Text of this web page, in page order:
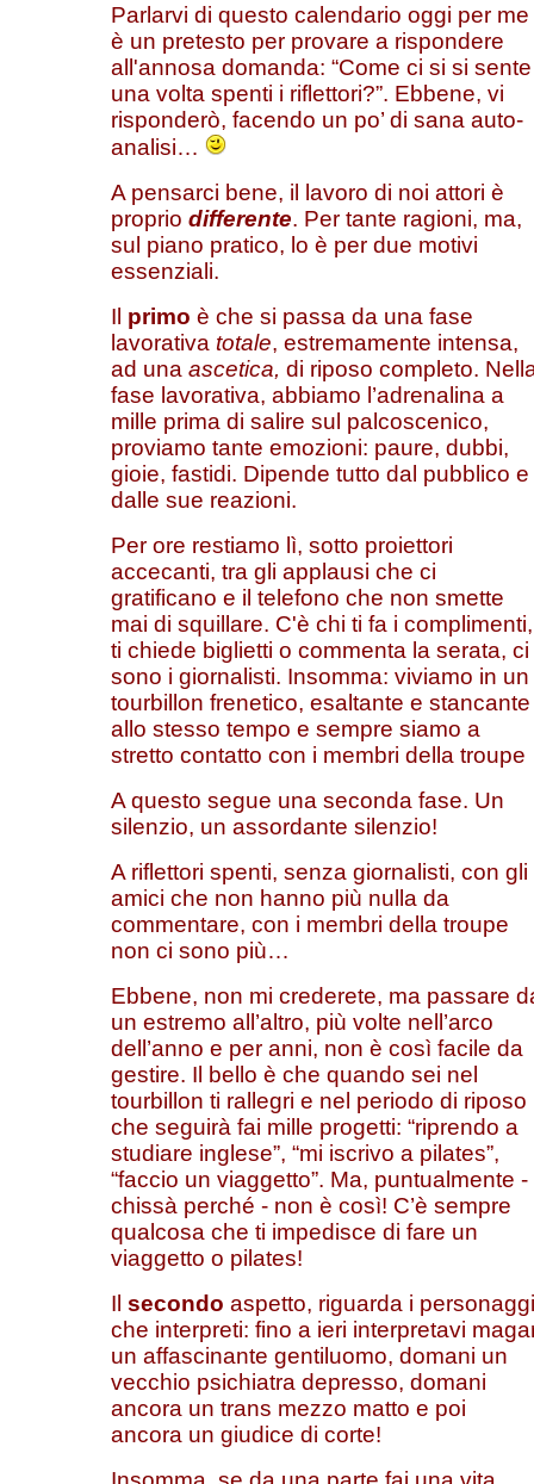
Parlarvi di questo calendario oggi per me
è un pretesto per provare a rispondere
all'annosa domanda: “Come ci si si sente
una volta spenti i riflettori?”. Ebbene, vi
risponderò, facendo un po’ di sana auto-
analisi…
A pensarci bene, il lavoro di noi attori è
proprio differente. Per tante ragioni, ma,
sul piano pratico, lo è per due motivi
essenziali.
Il primo è che si passa da una fase
lavorativa totale, estremamente intensa,
ad una ascetica, di riposo completo.
fase lavorativa, abbiamo l’adrenalina a
mille prima di salire sul palcoscenico,
proviamo tante emozioni: paure, dubbi,
gioie, fastidi. Dipende tutto dal pubblico e
dalle sue reazioni.
Per ore restiamo lì, sotto proiettori
accecanti, tra gli applausi che ci
gratificano e il telefono che non smette
mai di squillare. C'è chi ti fa i complimenti,
ti chiede biglietti o commenta la serata, ci
sono i giornalisti. Insomma: viviamo in un
tourbillon frenetico, esaltante e stancante
allo stesso tempo e sempre siamo a
stretto contatto con i membri della troupe
A questo segue una seconda fase. Un
silenzio, un assordante silenzio!
A riflettori spenti, senza giornalisti, con gli
amici che non hanno più nulla da
commentare, con i membri della troupe
non ci sono più…
Ebbene, non mi crederete, ma passare
un estremo all’altro, più volte nell’arco
dell’anno e per anni, non è così facile da
gestire. Il bello è che quando sei nel
tourbillon ti rallegri e nel periodo di riposo
che seguirà fai mille progetti: “riprendo a
studiare inglese”, “mi iscrivo a pilates”,
“faccio un viaggetto”. Ma, puntualmente -
chissà perché - non è così! C’è sempre
qualcosa che ti impedisce di fare un
viaggetto o pilates!
Il secondo aspetto, riguarda i personaggi
che interpreti: fino a ieri interpretavi
un affascinante gentiluomo, domani un
vecchio psichiatra depresso, domani
ancora un trans mezzo matto e poi
ancora un giudice di corte!